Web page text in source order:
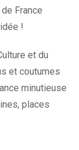
France
!
et du
et coutumes
minutieuse
places